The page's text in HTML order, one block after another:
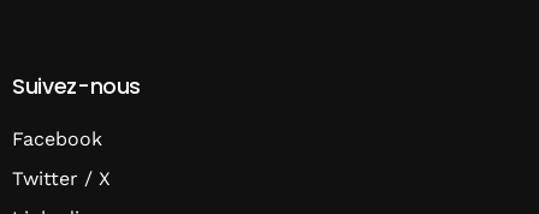
Suivez-nous
Facebook
Twitter / X